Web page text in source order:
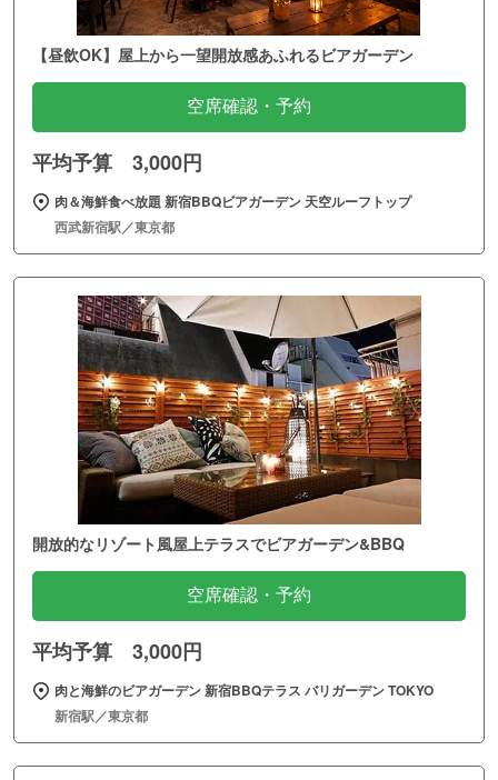
【昼飲OK】屋上から一望開放感あふれるビアガーデン
空席確認・予約
平均予算 3,000円
肉＆海鮮食べ放題 新宿BBQビアガーデン 天空ルーフトップ
西武新宿駅／東京都
開放的なリゾート風屋上テラスでビアガーデン&BBQ
空席確認・予約
平均予算 3,000円
肉と海鮮のビアガーデン 新宿BBQテラス バリガーデン TOKYO
新宿駅／東京都